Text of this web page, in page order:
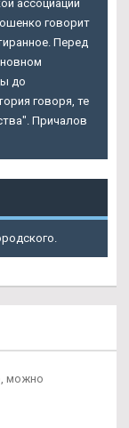
ассоциации
говорит
Перед
до
говоря, те
Причалов
можно